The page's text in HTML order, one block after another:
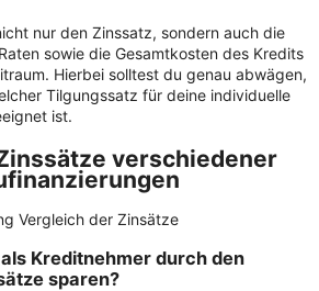
nur den Zinssatz, sondern auch die
sowie die Gesamtkosten des Kredits
Hierbei solltest du genau abwägen,
Tilgungssatz für deine individuelle
ist.
verschiedener
Kreditnehmer durch den
sparen?